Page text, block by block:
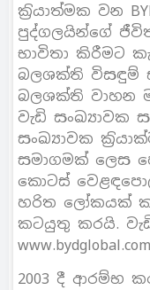
ක‍්‍රියාත්මක වන
පුද්ගලයින්ගේ
භාවිතා කිරීමට
බලශක්ති විසඳුම්
බලශක්ති වාහන
වැඩි සංඛ්‍යාවක
සංඛ්‍යාවක
සමාගමක් ලෙස
කොටස්
හරිත ලෝකයක්
කටයුතු කරයි.
2003 දී ආරම්භ